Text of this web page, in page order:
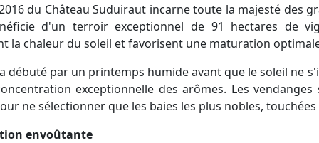
du Château Suduiraut incarne toute la majesté des
d'un terroir exceptionnel de 91 hectares de
la chaleur du soleil et favorisent une maturation
a débuté par un printemps humide avant que le soleil ne
exceptionnelle des arômes. Les
ne sélectionner que les baies les plus nobles,
envoûtante